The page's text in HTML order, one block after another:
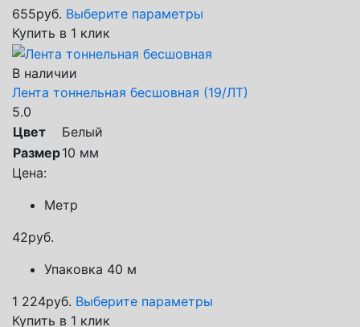
655руб. Выберите параметры
Купить в 1 клик
В наличии
Лента тоннельная бесшовная (19/ЛТ)
5.0
Цвет
Белый
Размер10 мм
Цена:
Метр
42руб.
Упаковка 40 м
1 224руб. Выберите параметры
Купить в 1 клик